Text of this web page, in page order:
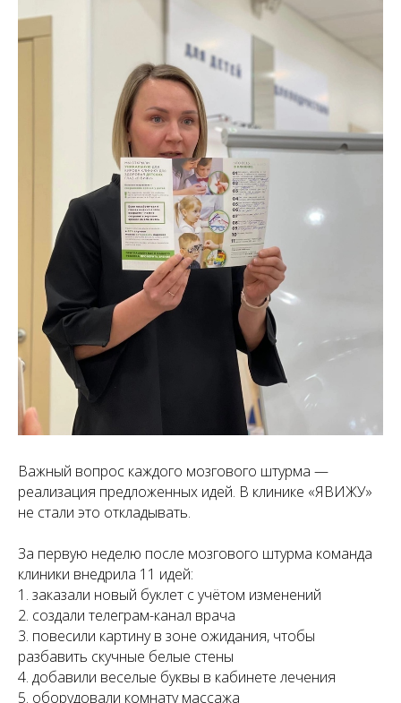
Важный вопрос каждого мозгового штурма —
реализация предложенных идей. В клинике «ЯВИЖУ»
не стали это откладывать.
За первую неделю после мозгового штурма команда
клиники внедрила 11 идей:
1. заказали новый буклет с учётом изменений
2. создали телеграм-канал врача
3. повесили картину в зоне ожидания, чтобы
разбавить скучные белые стены
4. добавили веселые буквы в кабинете лечения
5. оборудовали комнату массажа